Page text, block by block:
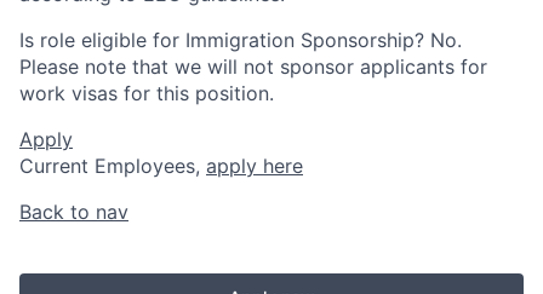
Is role eligible for Immigration Sponsorship? No.
Please note that we will not sponsor applicants for
work visas for this position.
Apply
Current Employees, apply here
Back to nav